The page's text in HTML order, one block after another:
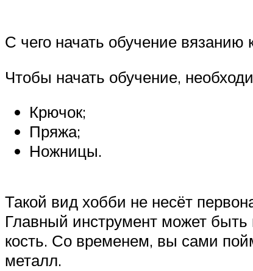
С чего начать обучение вязанию
Чтобы начать обучение,
Крючок;
Пряжа;
Ножницы.
Такой вид хобби не несёт
Главный инструмент может
кость. Со временем, вы сами
металл.